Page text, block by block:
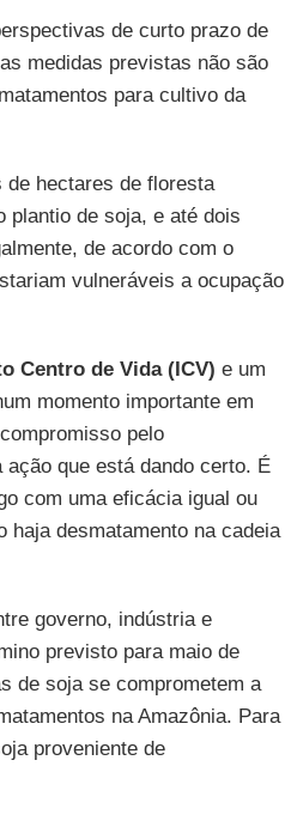
de curto prazo de
medidas previstas não são
para cultivo da
de hectares de floresta
plantio de soja, e até dois
de acordo com o
vulneráveis a ocupação
Centro de Vida (ICV) e um
momento importante em
pelo
que está dando certo. É
com uma eficácia igual ou
haja desmatamento na cadeia
governo, indústria e
previsto para maio de
de soja se comprometem a
na Amazônia. Para
proveniente de